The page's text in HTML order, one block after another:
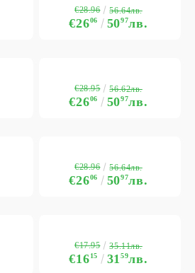
€2606 5097лв.
€28.96 56.64лв.
€2606 5097лв.
€28.95 56.62лв.
€2606 5097лв.
€28.96 56.64лв.
€1615 3159лв.
€17.95 35.11лв.